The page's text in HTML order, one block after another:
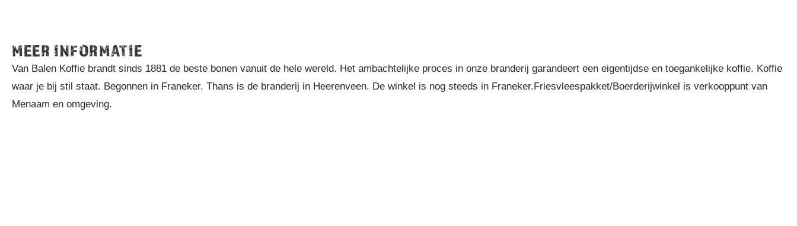
MEER INFORMATIE
Van Balen Koffie brandt sinds 1881 de beste bonen vanuit de hele wereld. Het ambachtelijke proces in onze branderij garandeert een eigentijdse en toegankelijke koffie. Koffie
waar je bij stil staat. Begonnen in Franeker. Thans is de branderij in Heerenveen. De winkel is nog steeds in Franeker.Friesvleespakket/Boerderijwinkel is verkooppunt van
Menaam en omgeving.